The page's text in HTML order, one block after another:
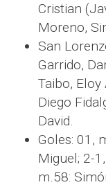
Cristian
Moreno,
San
Garrido,
Taibo, Eloy
Diego
David.
Goles: 01,
Miguel; 2-
m.58: